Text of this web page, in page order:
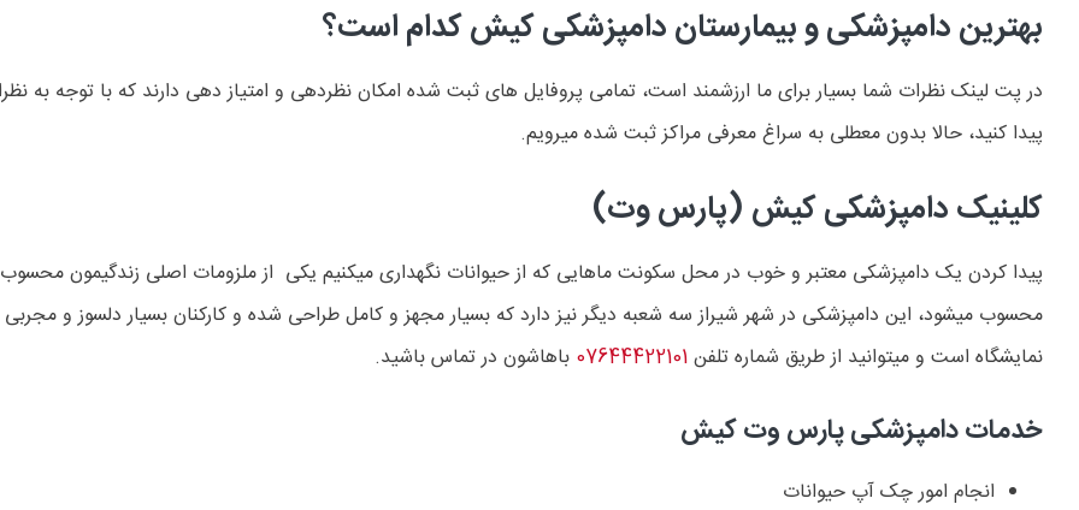
بهترین دامپزشکی و بیمارستان دامپزشکی کیش کدام است؟
در پت لینک نظرات شما بسیار برای ما ارزشمند است، تمامی پروفایل های ثبت شده امکان نظردهی و امتیاز دهی دارند که با توجه به
پیدا کنید، حالا بدون معطلی به سراغ معرفی مراکز ثبت شده میرویم.
کلینیک دامپزشکی کیش (پارس وت)
پیدا کردن یک دامپزشکی معتبر و خوب در محل سکونت ماهایی که از حیوانات نگهداری میکنیم یکی از ملزومات اصلی زندگیمون
محسوب میشود، این دامپزشکی در شهر شیراز سه شعبه دیگر نیز دارد که بسیار مجهز و کامل طراحی شده و کارکنان بسیار دلسوز و
نمایشگاه است و میتوانید از طریق شماره تلفن07644422101 باهاشون در تماس باشید.
خدمات دامپزشکی پارس وت کیش
انجام امور چک آپ حیوانات